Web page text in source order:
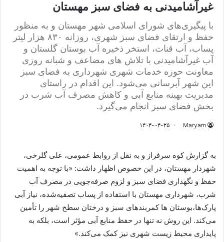
غیرآشامیدنی به فضای سبز مهستان
با پیگیری‌های شورای اسلامی شهر مهستان و به منظور
حفظ و ارتقای فضای سبز شهری، روزانه ۸۳۰ هزار لیتر
پساب، آب قنات، استخر ذخیره آب بوستان گلستان و
آب غیرآشامیدنی با تلاش های مضاعف و شبانه روزی
معاونت حوزه خدمات شهری شهرداری به فضای سبز
این شهر آبرسانی می‌شود. این اقدام در راستای
مدیریت بهینه منابع آبی و کاهش مصرف آب شرب در
بخش فضای سبز انجام می‌گیرد.
Maryam ۱۴۰۴-۰۴-۲۵
به گزارش کوه سرفراز و به نقل از روابط عمومی، علی گلرخی،
شهردار مهستان، در این خصوص اظهار داشت: «با توجه به اهمیت
حفظ و نگهداری فضای سبز و لزوم صرفه‌جویی در مصرف آب
شرب، شهرداری مهستان با استفاده از پساب تصفیه‌شده، نیاز آبی
پارک‌ها،بوستان ها کمربندهای سبز و درختان سطح شهر را تأمین
می‌کند. این روش نه تنها در حفظ منابع آبی مؤثر است، بلکه به
پایداری محیط زیست شهری نیز کمک می‌کند.»